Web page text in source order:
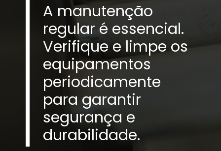
A manutenção
regular é essencial.
Verifique e limpe os
equipamentos
periodicamente
para garantir
segurança e
durabilidade.